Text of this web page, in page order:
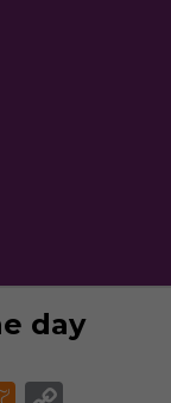
day